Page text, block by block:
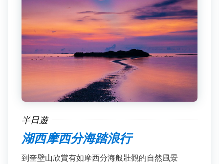
半日遊
湖西摩西分海踏浪行
到奎壁山欣賞有如摩西分海般壯觀的自然風景